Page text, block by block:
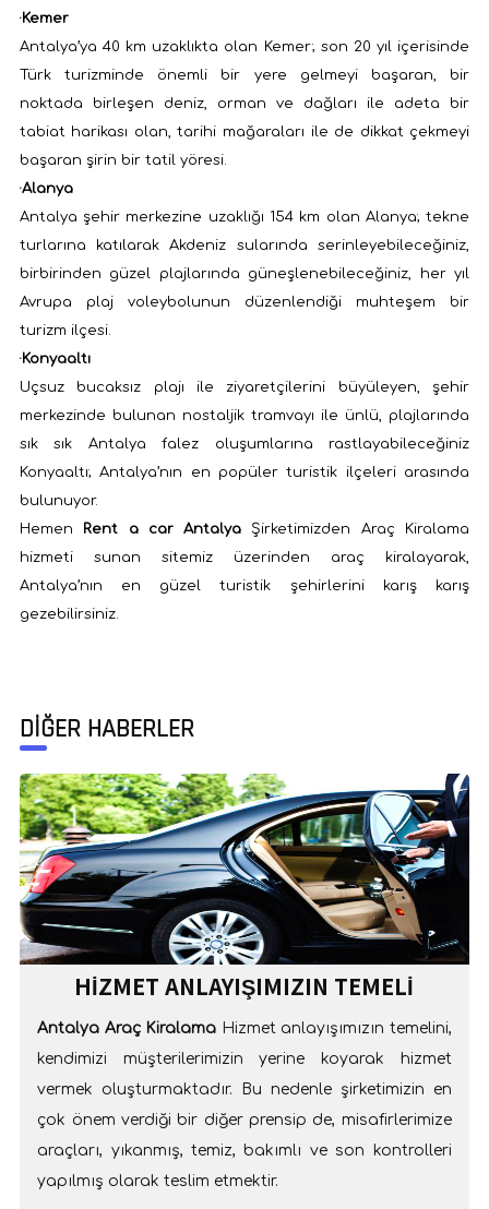
·Kemer
Antalya’ya 40 km uzaklıkta olan Kemer; son 20 yıl içerisinde
Türk turizminde önemli bir yere gelmeyi başaran, bir
noktada birleşen deniz, orman ve dağları ile adeta bir
tabiat harikası olan, tarihi mağaraları ile de dikkat çekmeyi
başaran şirin bir tatil yöresi.
·Alanya
Antalya şehir merkezine uzaklığı 154 km olan Alanya; tekne
turlarına katılarak Akdeniz sularında serinleyebileceğiniz,
birbirinden güzel plajlarında güneşlenebileceğiniz, her yıl
Avrupa plaj voleybolunun düzenlendiği muhteşem bir
turizm ilçesi.
·Konyaaltı
Uçsuz bucaksız plajı ile ziyaretçilerini büyüleyen, şehir
merkezinde bulunan nostaljik tramvayı ile ünlü, plajlarında
sık sık Antalya falez oluşumlarına rastlayabileceğiniz
Konyaaltı; Antalya’nın en popüler turistik ilçeleri arasında
bulunuyor.
Hemen Rent a car Antalya Şirketimizden Araç Kiralama
hizmeti sunan sitemiz üzerinden araç kiralayarak,
Antalya’nın en güzel turistik şehirlerini karış karış
gezebilirsiniz.
DİĞER HABERLER
HIZMET ANLAYIŞIMIZIN TEMELI
Antalya Araç Kiralama Hizmet anlayışımızın temelini,
kendimizi müşterilerimizin yerine koyarak hizmet
vermek oluşturmaktadır. Bu nedenle şirketimizin en
çok önem verdiği bir diğer prensip de, misafirlerimize
araçları, yıkanmış, temiz, bakımlı ve son kontrolleri
yapılmış olarak teslim etmektir.